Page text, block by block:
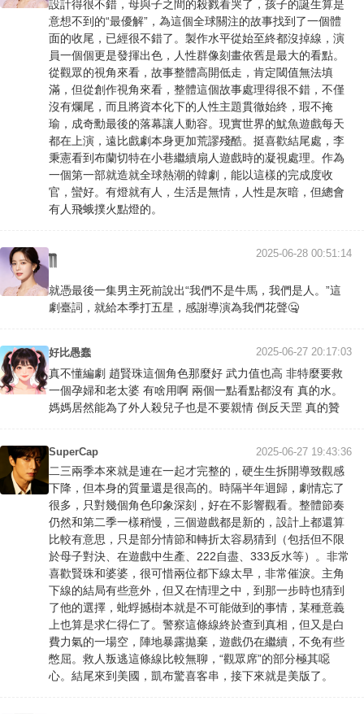
設計得很不錯，母與子之間的殺戮看哭了，孩子的誕生算是
意想不到的“最優解”，為這個全球關注的故事找到了一個體
面的收尾，已經很不錯了。製作水平從始至終都沒掉線，演
員一個個更是發揮出色，人性群像刻畫依舊是最大的看點。
從觀眾的視角來看，故事整體高開低走，肯定閾值無法填
滿，但從創作視角來看，整體這個故事處理得很不錯，不僅
沒有爛尾，而且將資本化下的人性主題貫徹始終，瑕不掩
瑜，成奇勳最後的落幕讓人動容。現實世界的魷魚遊戲每天
都在上演，遠比戲劇本身更加荒謬殘酷。挺喜歡結尾處，李
秉憲看到布蘭切特在小巷繼續扇人遊戲時的凝視處理。作為
一個第一部就造就全球熱潮的韓劇，能以這樣的完成度收
官，蠻好。有燈就有人，生活是無情，人性是灰暗，但總會
有人飛蛾撲火點燈的。
༎ຶ༎ຶ 2025-06-28 00:51:14
就憑最後一集男主死前說出“我們不是牛馬，我們是人。”這
劇臺詞，就給本季打五星，感謝導演為我們花聲🤐
好比愚蠢 2025-06-27 20:17:03
真不懂編劇 趙賢珠這個角色那麼好 武力值也高 非特麼要救
一個孕婦和老太婆 有啥用啊 兩個一點看點都沒有 真的水。
媽媽居然能為了外人殺兒子也是不要親情 倒反天罡 真的贊
SuperCap 2025-06-27 19:43:36
二三兩季本來就是連在一起才完整的，硬生生拆開導致觀感
下降，但本身的質量還是很高的。時隔半年迴歸，劇情忘了
很多，只對幾個角色印象深刻，好在不影響觀看。整體節奏
仍然和第二季一樣稍慢，三個遊戲都是新的，設計上都還算
比較有意思，只是部分情節和轉折太容易猜到（包括但不限
於母子對決、在遊戲中生產、222自盡、333反水等）。非常
喜歡賢珠和婆婆，很可惜兩位都下線太早，非常催淚。主角
下線的結局有些意外，但又在情理之中，到那一步時也猜到
了他的選擇，蚍蜉撼樹本就是不可能做到的事情，某種意義
上也算是求仁得仁了。警察這條線終於查到真相，但又是白
費力氣的一場空，陣地暴露拋棄，遊戲仍在繼續，不免有些
憋屈。救人叛逃這條線比較無聊，“觀眾席”的部分極其噁
心。結尾來到美國，凱布驚喜客串，接下來就是美版了。